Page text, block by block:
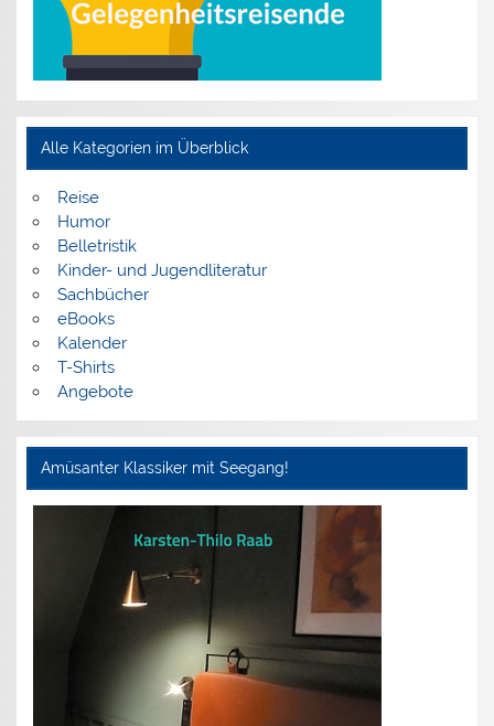
Alle Kategorien im Überblick
Reise
Humor
Belletristik
Kinder- und Jugendliteratur
Sachbücher
eBooks
Kalender
T-Shirts
Angebote
Amüsanter Klassiker mit Seegang!